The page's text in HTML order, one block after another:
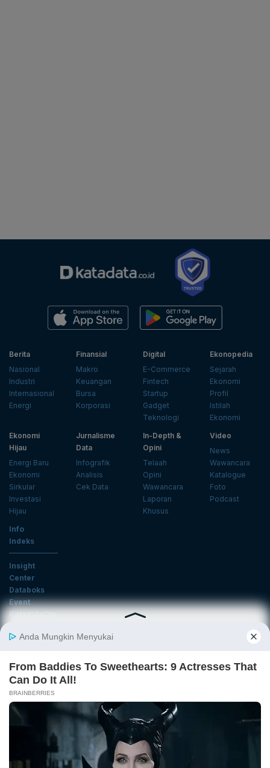
Berita
Nasional
Industri
Internasional
Energi
Finansial
Makro
Keuangan
Bursa
Korporasi
Digital
E-Commerce
Fintech
Startup
Gadget
Teknologi
Ekonopedia
Sejarah
Ekonomi
Profil
Istilah
Ekonomi
Ekonomi
Hijau
Energi Baru
Ekonomi
Sirkular
Investasi
Hijau
Jurnalisme
Data
Infografik
Analisis
Cek Data
In-Depth &
Opini
Telaah
Opini
Wawancara
Laporan
Khusus
Video
News
Wawancara
Katalogue
Foto
Podcast
Info
Indeks
Insight
Center
Databoks
Event
KatadataOto
Email
Daftar
Advertising Karier
Kebijakan Privasi
Disclaimer Hubungi Kami